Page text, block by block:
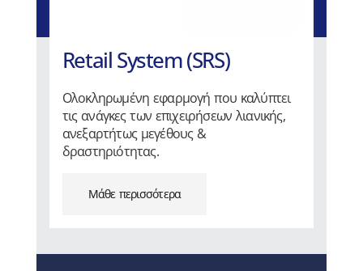
Retail System (SRS)
Ολοκληρωμένη εφαρμογή που καλύπτει
τις ανάγκες των επιχειρήσεων λιανικής,
ανεξαρτήτως μεγέθους &
δραστηριότητας.
Μάθε περισσότερα